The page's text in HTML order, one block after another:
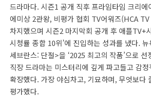
드라마다. 시즌1 공개 직후 프라임타임 크리에
에미상 2관왕, 비평가 협회 TV어워즈(HCA
차지했으며 시즌2 마지막회 공개 후 애플TV+
시청률 종합 10위’에 진입하는 성과를 냈다.
세브란스: 단절>을 ‘2025 최고의 작품’으로
직장 드라마는 미스터리에 깊게 파고들고 감
확장했다. 가장 야심차고, 기묘하며, 무엇보다
평가했다.